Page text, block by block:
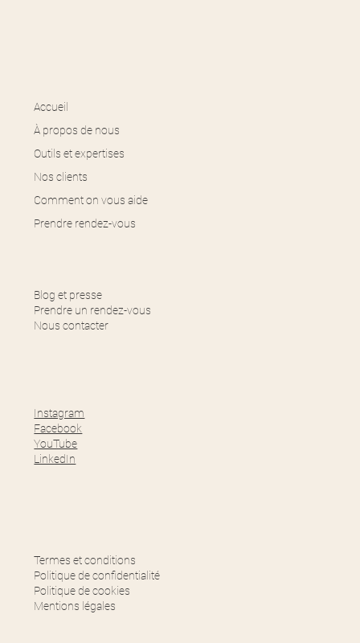
Accueil
À propos de nous
Outils et expertises
Nos clients
Comment on vous aide
Prendre rendez-vous
Blog et presse
Prendre un rendez-vous
Nous contacter
Termes et conditions
Politique de confidentialité
Politique de cookies
Mentions légales
Instagram
Facebook
YouTube
LinkedIn